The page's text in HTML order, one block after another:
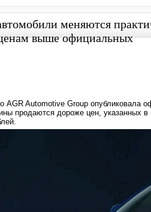
меняются
выше официальных
AGR Automotive Group опубликовала
продаются дороже цен, указанных